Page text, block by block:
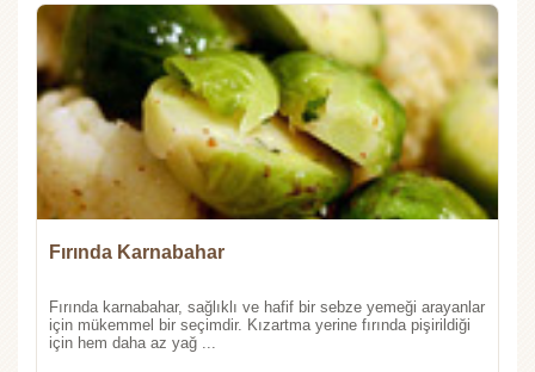
Fırında Karnabahar
Fırında karnabahar, sağlıklı ve hafif bir sebze yemeği arayanlar
için mükemmel bir seçimdir. Kızartma yerine fırında pişirildiği
için hem daha az yağ ...